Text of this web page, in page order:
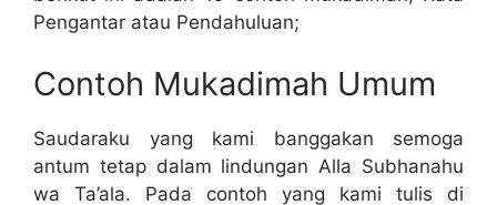
Pengantar atau Pendahuluan;
Contoh Mukadimah Umum
Saudaraku yang kami banggakan semoga
antum tetap dalam lindungan Alla Subhanahu
wa Ta’ala. Pada contoh yang kami tulis di